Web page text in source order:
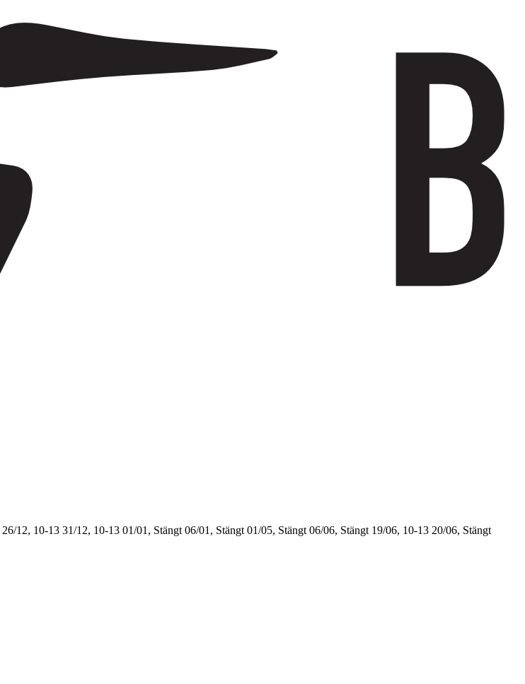
26/12, 10-13 31/12, 10-13 01/01, Stängt 06/01, Stängt 01/05, Stängt 06/06, Stängt 19/06, 10-13 20/06, Stängt